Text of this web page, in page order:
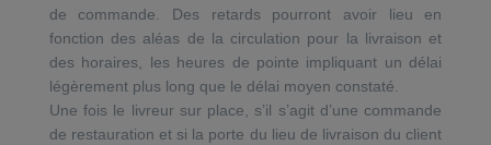
de commande. Des retards pourront avoir lieu en
fonction des aléas de la circulation pour la livraison et
des horaires, les heures de pointe impliquant un délai
légèrement plus long que le délai moyen constaté.
Une fois le livreur sur place, s’il s’agit d’une commande
de restauration et si la porte du lieu de livraison du client